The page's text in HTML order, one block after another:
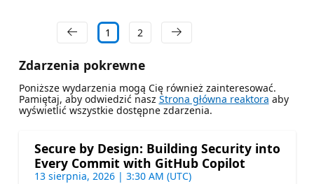
1 2
Zdarzenia pokrewne
Poniższe wydarzenia mogą Cię również zainteresować.
Pamiętaj, aby odwiedzić nasz Strona główna reaktora aby
wyświetlić wszystkie dostępne zdarzenia.
Secure by Design: Building Security into
Every Commit with GitHub Copilot
13 sierpnia, 2026 | 3:30 AM (UTC)